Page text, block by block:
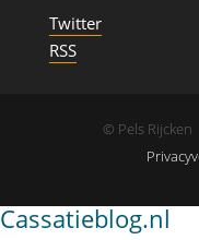
Twitter
RSS
© Pels Rijcken
Cassatieblog.nl